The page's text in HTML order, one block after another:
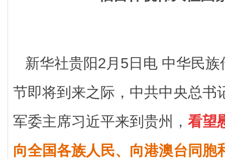
新华社贵阳2月5日电 中华民
节即将到来之际，中共中央总书
军委主席习近平来到贵州， 看望
向全国各族人民、向港澳台同胞